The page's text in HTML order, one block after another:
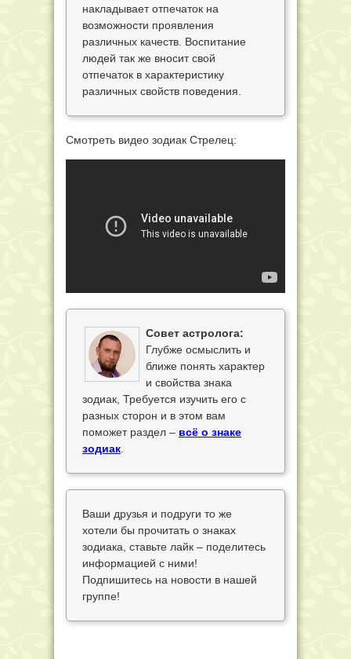
накладывает отпечаток на
возможности проявления
различных качеств. Воспитание
людей так же вносит свой
отпечаток в характеристику
различных свойств поведения.
Смотреть видео зодиак Стрелец:
Совет астролога:
Глубже осмыслить и
ближе понять характер
и свойства знака
зодиак, Требуется изучить его с
разных сторон и в этом вам
поможет раздел – всё о знаке
зодиак
Ваши друзья и подруги то же
хотели бы прочитать о знаках
зодиака, ставьте лайк – поделитесь
информацией с ними!
Подпишитесь на новости в нашей
группе!